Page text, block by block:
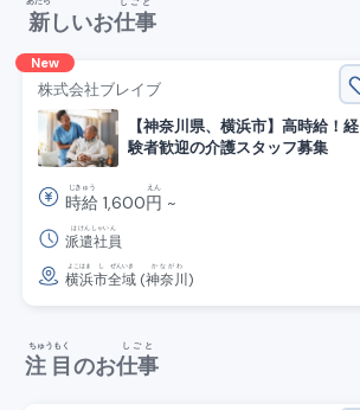
新しいお仕事
New
株式会社ブレイブ
【神奈川県、横浜市】高時給！経
験者歓迎の介護スタッフ募集
時給
じきゅう
1,600円
えん
~
派遣社員
はけんしゃいん
横浜
よこはま
市
し
全域
ぜんいき
(神奈川
かながわ
)
注目
ちゅうもく
のお仕事
しごと